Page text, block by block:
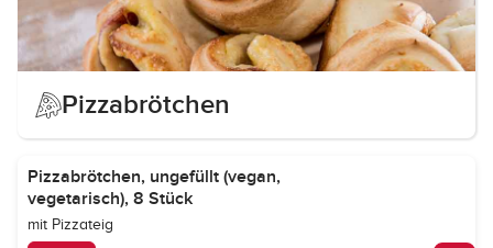
Pizzabrötchen
Pizzabrötchen, ungefüllt (vegan,
vegetarisch), 8 Stück
mit Pizzateig